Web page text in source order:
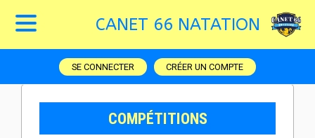
CANET 66 NATATION
SE CONNECTER CRÉER UN COMPTE
COMPÉTITIONS